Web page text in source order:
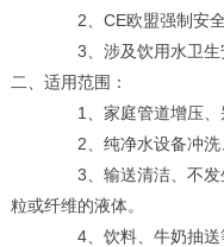
2、CE欧盟强制安全
3、涉及饮用水卫生安
二、适用范围：
1、家庭管道增压、别
2、纯净水设备冲洗、
3、输送清洁、不发生
粒或纤维的液体。
4、饮料、牛奶抽送